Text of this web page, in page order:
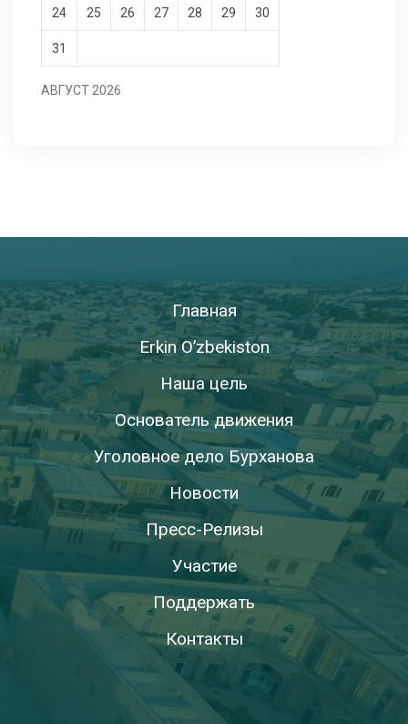
АВГУСТ 2026
24 25 26 27 28 29 30
31
Главная
Erkin O’zbekiston
Наша цель
Основатель движения
Уголовное дело Бурханова
Новости
Пресс-Релизы
Участие
Поддержать
Контакты